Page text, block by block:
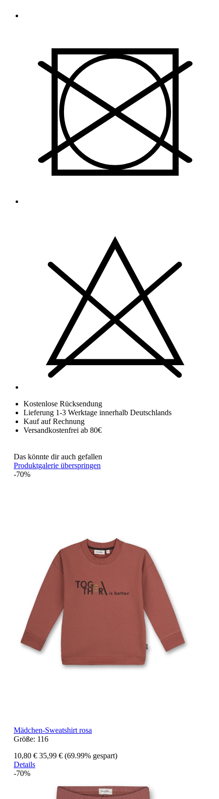
Kostenlose Rücksendung
Lieferung 1-3 Werktage innerhalb Deutschlands
Kauf auf Rechnung
Versandkostenfrei ab 80€
Das könnte dir auch gefallen
Produktgalerie überspringen
-70%
Mädchen-Sweatshirt rosa
Größe: 116
10,80 € 35,99 € (69.99% gespart)
Details
-70%